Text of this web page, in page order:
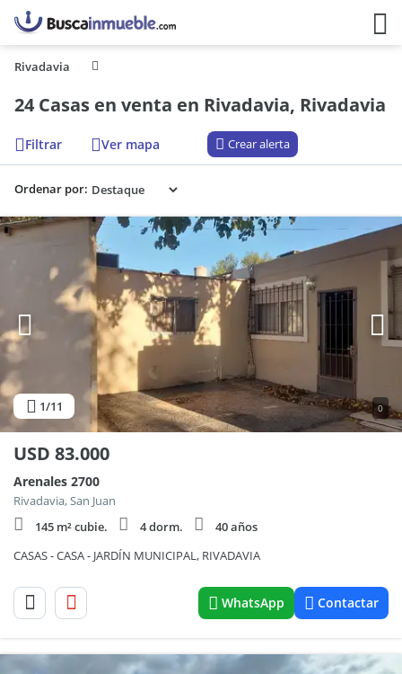
Rivadavia
24 Casas en venta en Rivadavia, Rivadavia
Filtrar Ver mapa Crear alerta
Ordenar por:
1/11 0
USD 83.000
Arenales 2700
Rivadavia, San Juan
145 m² cubie.
4 dorm.
40 años
CASAS - CASA - JARDÍN MUNICIPAL, RIVADAVIA
WhatsApp Contactar